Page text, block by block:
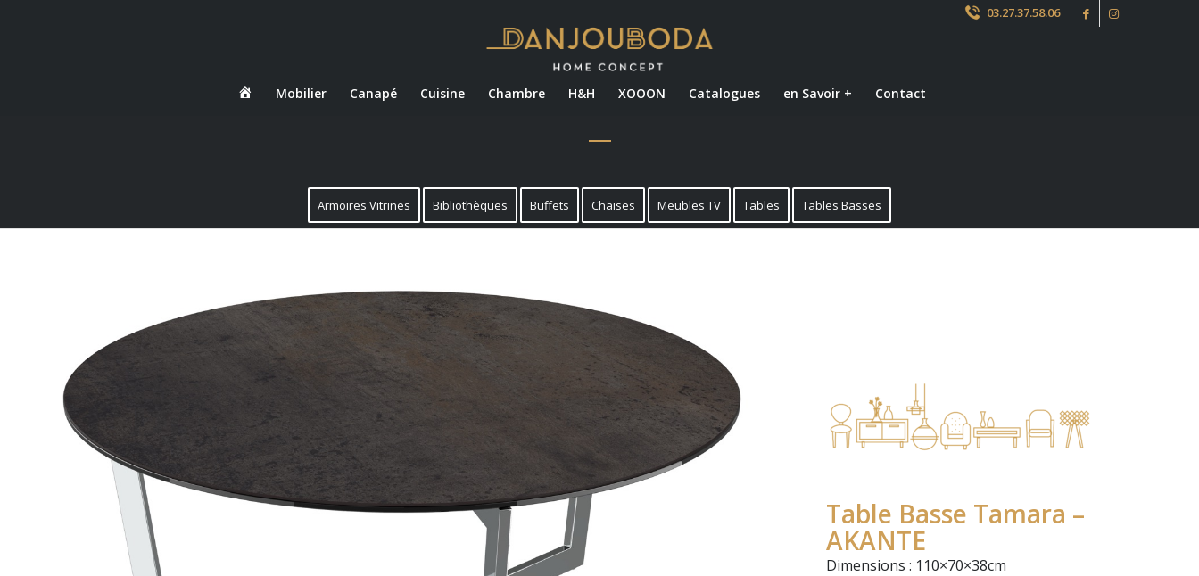
03.27.37.58.06
DanjouMobilier Canapé Cuisine Chambre H&H XOOON Catalogues en Savoir + Contact
Armoires Vitrines Bibliothèques Buffets Chaises Meubles TV Tables Tables Basses
Table Basse Tamara –
AKANTE
Dimensions : 110×70×38cm